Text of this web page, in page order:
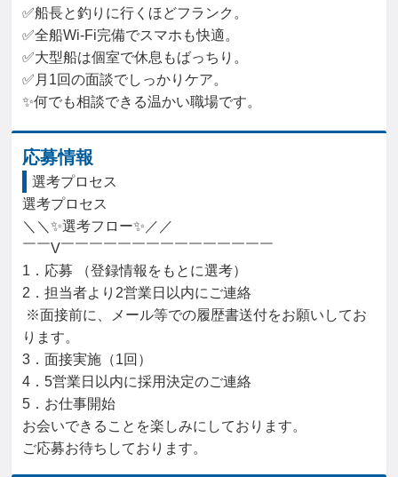
✅船長と釣りに行くほどフランク。
✅全船Wi-Fi完備でスマホも快適。
✅大型船は個室で休息もばっちり。
✅月1回の面談でしっかりケア。
✨何でも相談できる温かい職場です。
応募情報
選考プロセス
選考プロセス
＼＼✨選考フロー✨／／
￣￣V￣￣￣￣￣￣￣￣￣￣￣￣￣￣￣
1．応募 （登録情報をもとに選考）
2．担当者より2営業日以内にご連絡
ります。
3．面接実施（1回）
4．5営業日以内に採用決定のご連絡
5．お仕事開始
お会いできることを楽しみにしております。
ご応募お待ちしております。